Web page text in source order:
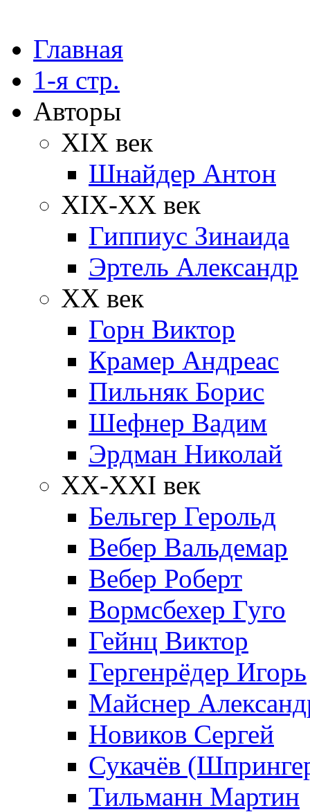
Главная
1-я стр.
Авторы
XIX век
Шнайдер Антон
XIX-XX век
Гиппиус Зинаида
Эртель Александр
XX век
Горн Виктор
Крамер Андреас
Пильняк Борис
Шефнер Вадим
Эрдман Николай
ХХ-XXI век
Бельгер Герольд
Вебер Вальдемар
Вебер Роберт
Вормсбехер Гуго
Гейнц Виктор
Гергенрёдер Игорь
Майснер
Новиков Сергей
Сукачёв
Тильманн Мартин